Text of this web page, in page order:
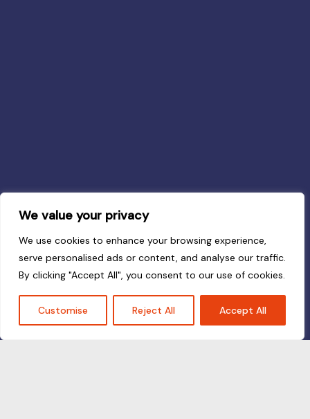
We value your privacy
We use cookies to enhance your browsing experience,
serve personalised ads or content, and analyse our traffic.
By clicking "Accept All", you consent to our use of cookies.
Customise Reject All Accept All